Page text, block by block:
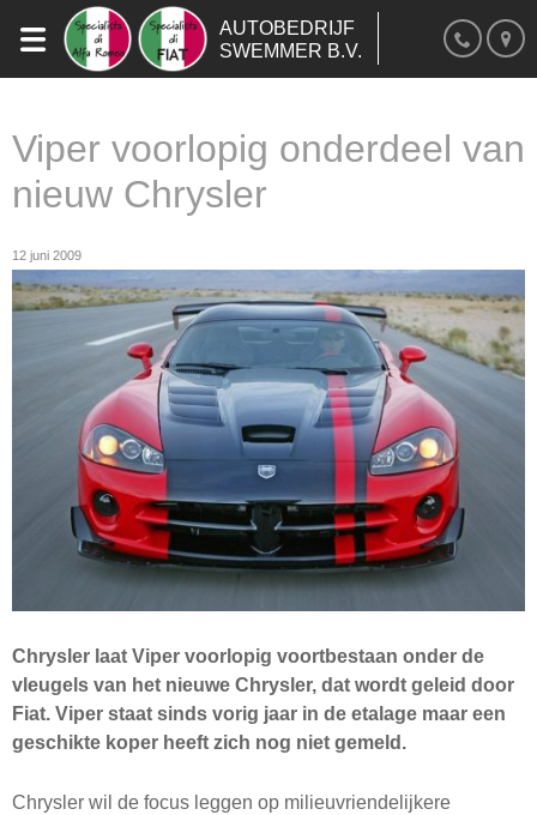
AUTOBEDRIJF
SWEMMER B.V.
Viper voorlopig onderdeel van
nieuw Chrysler
12 juni 2009
Chrysler laat Viper voorlopig voortbestaan onder de
vleugels van het nieuwe Chrysler, dat wordt geleid door
Fiat. Viper staat sinds vorig jaar in de etalage maar een
geschikte koper heeft zich nog niet gemeld.
Chrysler wil de focus leggen op milieuvriendelijkere